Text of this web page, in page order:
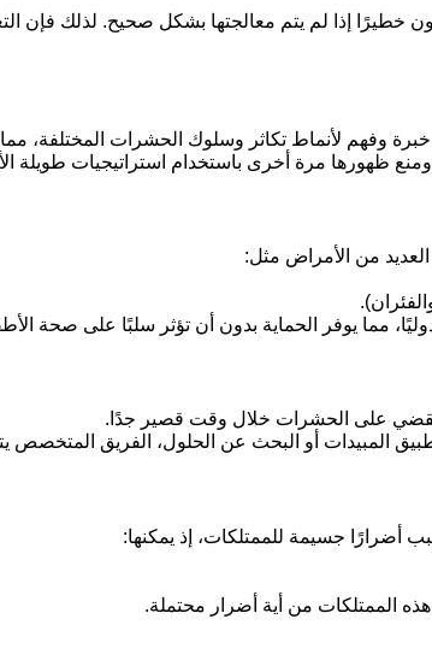
إذا لم يتم معالجتها بشكل صحيح. لذلك فإن
وفهم لأنماط تكاثر وسلوك الحشرات المختلفة،
ظهورها مرة أخرى باستخدام استراتيجيات طويلة
من الأمراض مثل:
مما يوفر الحماية بدون أن تؤثر سلبًا على صحة
على الحشرات خلال وقت قصير جدًا.
المبيدات أو البحث عن الحلول، الفريق المتخصص
أضرارًا جسيمة للممتلكات، إذ يمكنها:
الممتلكات من أية أضرار محتملة.